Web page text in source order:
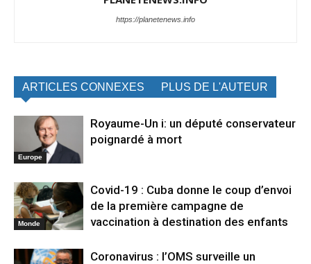
https://planetenews.info
ARTICLES CONNEXES PLUS DE L'AUTEUR
Europe
Royaume-Un i: un député conservateur
poignardé à mort
Monde
Covid-19 : Cuba donne le coup d’envoi
de la première campagne de
vaccination à destination des enfants
Coronavirus : l’OMS surveille un